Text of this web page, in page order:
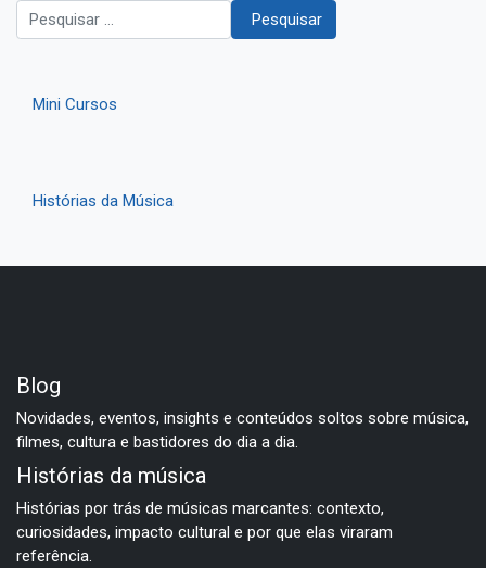
Pesquisar Pesquisar
Mini Cursos
Histórias da Música
Blog
Novidades, eventos, insights e conteúdos soltos sobre música,
filmes, cultura e bastidores do dia a dia.
Histórias da música
Histórias por trás de músicas marcantes: contexto,
curiosidades, impacto cultural e por que elas viraram
referência.